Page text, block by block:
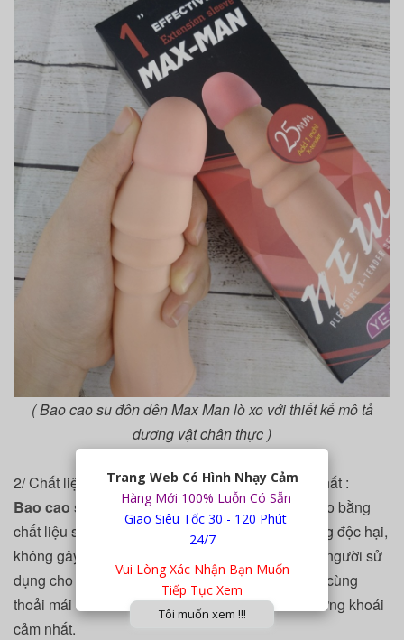
( Bao cao su đôn dên Max Man lò xo với thiết kế mô tả
dương vật chân thực )
2/ Chất liệu cao cấp mang đến trải nghiệm bậc nhất :
Bao cao su đôn dên Max Man lò xo được cấu tạo bằng
chất liệu silicon cao cấp đạt tiêu chuẩn y tế, không độc hại,
không gây kích ứng cho vùng dan nhạy cảm của người sử
dụng cho bạn và người tình có được cảm giác vô cùng
thoải mái và dễ chịu từ đó mang đến cho ban những khoái
cảm nhất.
Trang Web Có Hình Nhạy Cảm
Hàng Mới 100% Luỗn Có Sẵn
Giao Siêu Tốc 30 - 120 Phút
24/7
Vui Lòng Xác Nhận Bạn Muốn
Tiếp Tục Xem
Tôi muốn xem !!!